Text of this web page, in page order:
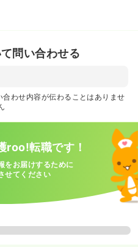
問い合わせる
わせ内容が伝わることはありませ
roo!転職です！
をお届けするために
せてください